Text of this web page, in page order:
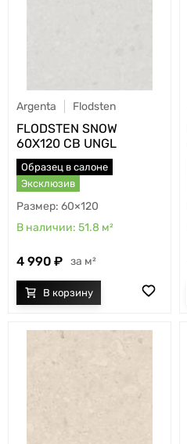
Argenta Flodsten
FLODSTEN SNOW
60X120 CB UNGL
Образец в салоне
Эксклюзив
60×120
51.8 м²
4 990 м²